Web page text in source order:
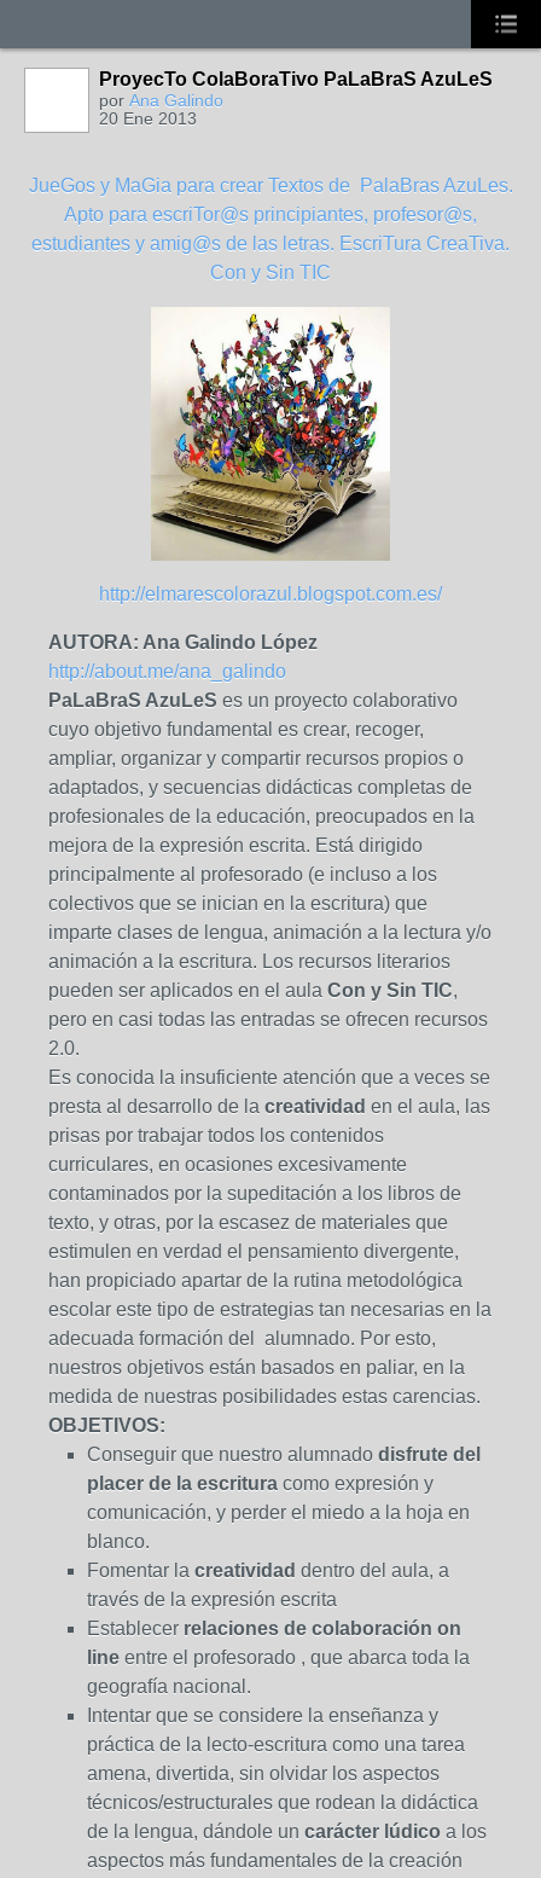
ProyecTo ColaBoraTivo PaLaBraS AzuLeS
por Ana Galindo
20 Ene 2013
JueGos y MaGia para crear Textos de PalaBras AzuLes.
Apto para escriTor@s principiantes, profesor@s,
estudiantes y amig@s de las letras. EscriTura CreaTiva.
Con y Sin TIC
http://elmarescolorazul.blogspot.com.es/
AUTORA: Ana Galindo López
http://about.me/ana_galindo
PaLaBraS AzuLeS es un proyecto colaborativo
cuyo objetivo fundamental es crear, recoger,
ampliar, organizar y compartir recursos propios o
adaptados, y secuencias didácticas completas de
profesionales de la educación, preocupados en la
mejora de la expresión escrita. Está dirigido
principalmente al profesorado (e incluso a los
colectivos que se inician en la escritura) que
imparte clases de lengua, animación a la lectura y/o
animación a la escritura. Los recursos literarios
pueden ser aplicados en el aula Con y Sin TIC,
pero en casi todas las entradas se ofrecen recursos
2.0.
Es conocida la insuficiente atención que a veces se
presta al desarrollo de la creatividad en el aula, las
prisas por trabajar todos los contenidos
curriculares, en ocasiones excesivamente
contaminados por la supeditación a los libros de
texto, y otras, por la escasez de materiales que
estimulen en verdad el pensamiento divergente,
han propiciado apartar de la rutina metodológica
escolar este tipo de estrategias tan necesarias en la
adecuada formación del alumnado. Por esto,
nuestros objetivos están basados en paliar, en la
medida de nuestras posibilidades estas carencias.
OBJETIVOS:
Conseguir que nuestro alumnado disfrute del
placer de la escritura como expresión y
comunicación, y perder el miedo a la hoja en
blanco.
Fomentar la creatividad dentro del aula, a
través de la expresión escrita
Establecer relaciones de colaboración on
line entre el profesorado , que abarca toda la
geografía nacional.
Intentar que se considere la enseñanza y
práctica de la lecto-escritura como una tarea
amena, divertida, sin olvidar los aspectos
técnicos/estructurales que rodean la didáctica
de la lengua, dándole un carácter lúdico a los
aspectos más fundamentales de la creación